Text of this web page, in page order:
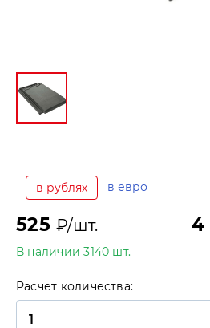
в рублях в евро
525₽/шт. 4
В наличии 3140 шт.
Расчет количества: